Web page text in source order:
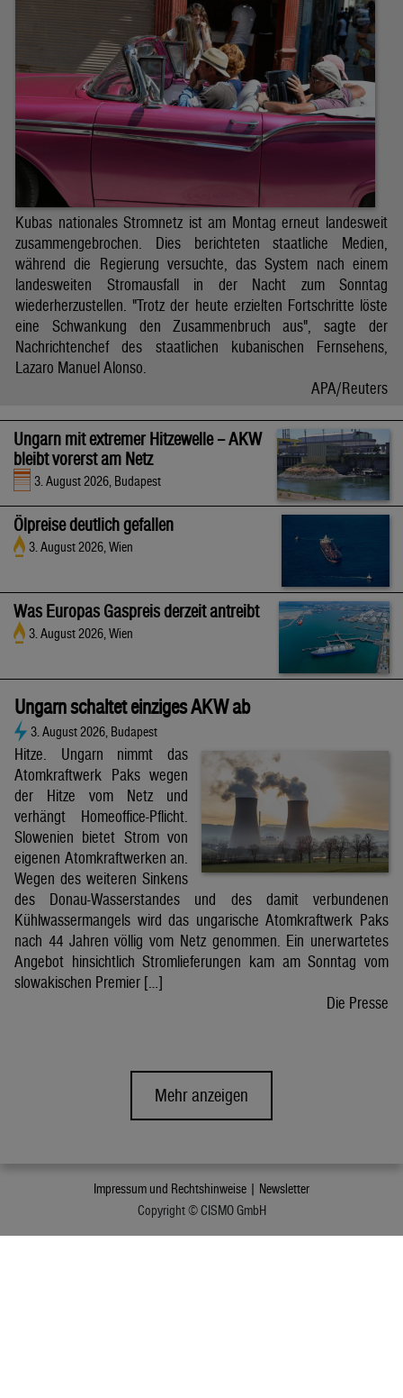
Kubas nationales Stromnetz ist am Montag erneut landesweit
zusammengebrochen. Dies berichteten staatliche Medien,
während die Regierung versuchte, das System nach einem
landesweiten Stromausfall in der Nacht zum Sonntag
wiederherzustellen. "Trotz der heute erzielten Fortschritte löste
eine Schwankung den Zusammenbruch aus", sagte der
Nachrichtenchef des staatlichen kubanischen Fernsehens,
Lazaro Manuel Alonso.
APA/Reuters
Ungarn mit extremer Hitzewelle – AKW
bleibt vorerst am Netz
3. August 2026, Budapest
Ölpreise deutlich gefallen
3. August 2026, Wien
Was Europas Gaspreis derzeit antreibt
3. August 2026, Wien
Ungarn schaltet einziges AKW ab
3. August 2026, Budapest
Hitze. Ungarn nimmt das
Atomkraftwerk Paks wegen
der Hitze vom Netz und
verhängt Homeoffice-Pflicht.
Slowenien bietet Strom von
eigenen Atomkraftwerken an.
Wegen des weiteren Sinkens
des Donau-Wasserstandes und des damit verbundenen
Kühlwassermangels wird das ungarische Atomkraftwerk Paks
nach 44 Jahren völlig vom Netz genommen. Ein unerwartetes
Angebot hinsichtlich Stromlieferungen kam am Sonntag vom
slowakischen Premier […]
Die Presse
Mehr anzeigen
Impressum und Rechtshinweise | Newsletter
Copyright © CISMO GmbH